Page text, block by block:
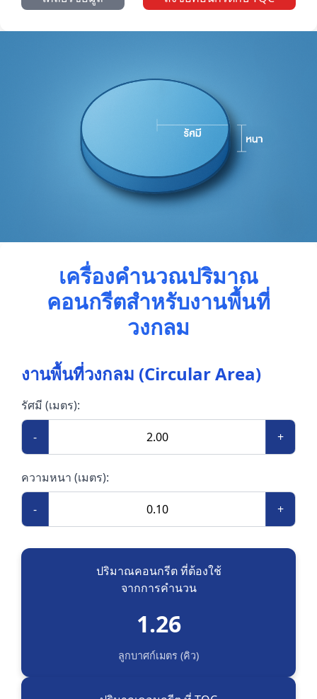
เครื่องคำนวณปริมาณ
คอนกรีตสำหรับงานพื้นที่
วงกลม
งานพื้นที่วงกลม (Circular Area)
รัศมี (เมตร):
- +
ความหนา (เมตร):
- +
ปริมาณคอนกรีต ที่ต้องใช้
จากการคำนวน
1.26
ลูกบาศก์เมตร (คิว)